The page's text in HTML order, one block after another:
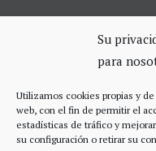
Su
para
Utilizamos cookies propias y
web, con el fin de permitir el
estadísticas de tráfico y
su configuración o retirar su
Apertura